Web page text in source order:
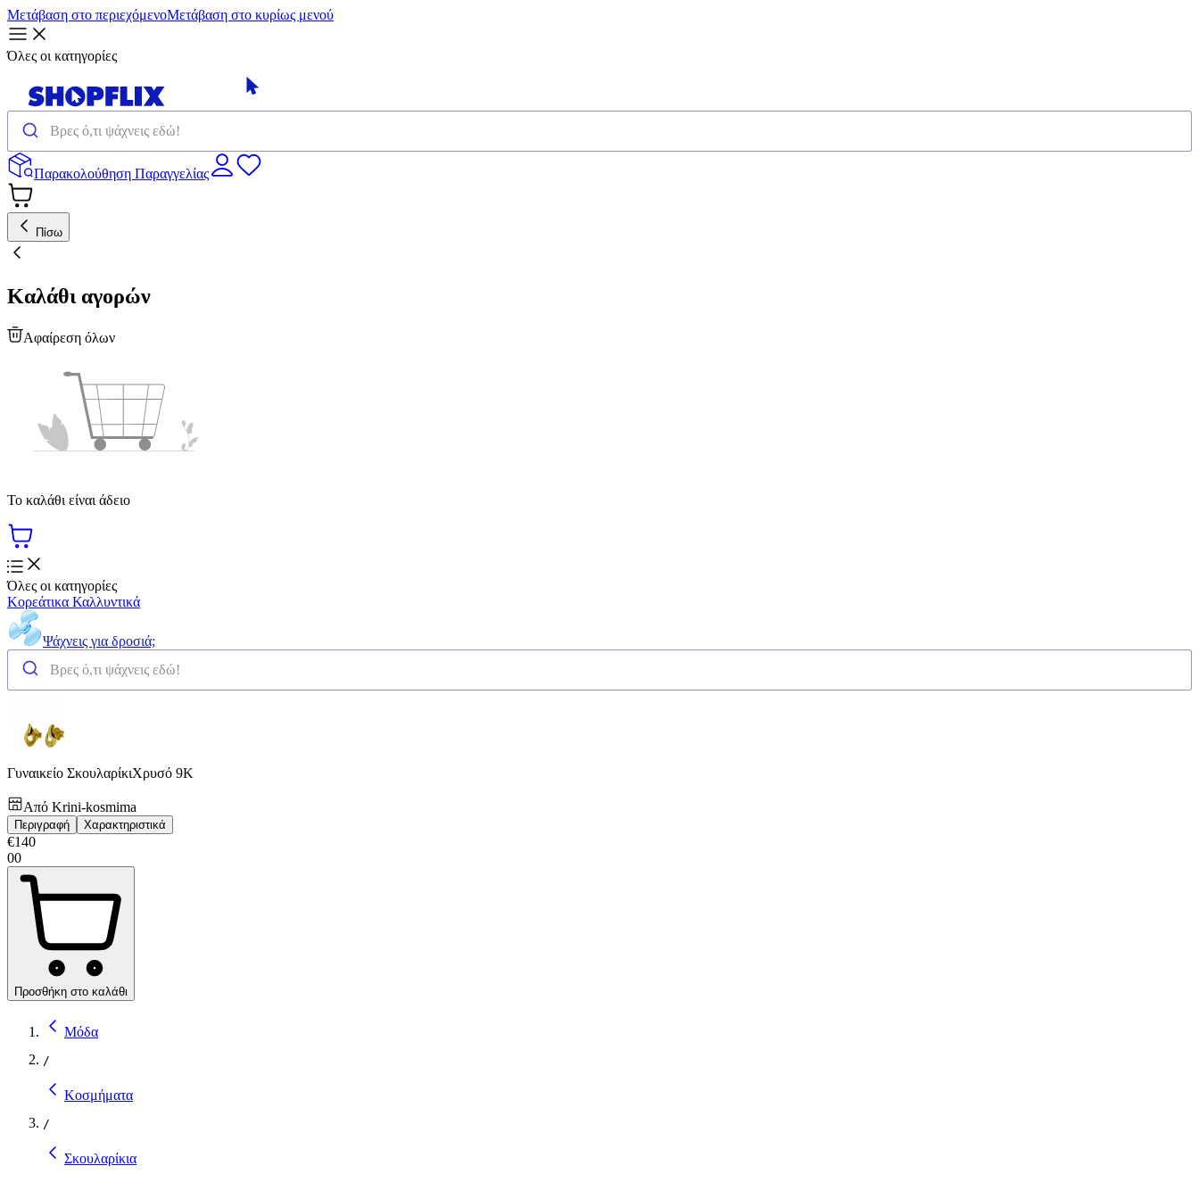
Μετάβαση στο περιεχόμενοΜετάβαση στο κυρίως μενού
Όλες οι κατηγορίες
Παρακολούθηση Παραγγελίας
Πίσω
Καλάθι αγορών
Αφαίρεση όλων
Το καλάθι είναι άδειο
Όλες οι κατηγορίες
Κορεάτικα Καλλυντικά
Ψάχνεις για δροσιά;
Γυναικείο ΣκουλαρίκιΧρυσό 9K
Από Krini-kosmima
Περιγραφή Χαρακτηριστικά
€140
00
Προσθήκη στο καλάθι
Μόδα
/
Κοσμήματα
/
Σκουλαρίκια